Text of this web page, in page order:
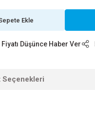
Ekle
Fiyatı Düşünce Haber Ver
Seçenekleri